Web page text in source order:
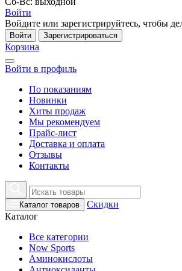
Войти
Войдите или зарегистрируйтесь, чтобы
Войти Зарегистрироваться
Корзина
Войти в профиль
По показаниям
Новинки
Хиты продаж
Мы рекомендуем
Прайс-лист
Доставка и оплата
Отзывы
Контакты
Каталог товаров
Скидки
Каталог
Все категории
Now Sports
Аминокислоты